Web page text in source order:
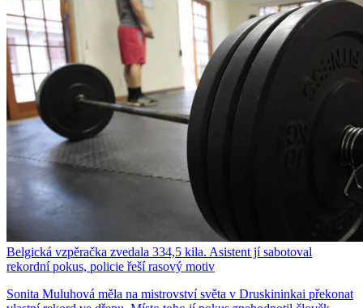
Belgická vzpěračka zvedala 334,5 kila. Asistent jí sabotoval
rekordní pokus, policie řeší rasový motiv
Sonita Muluhová měla na mistrovství světa v Druskininkai překonat